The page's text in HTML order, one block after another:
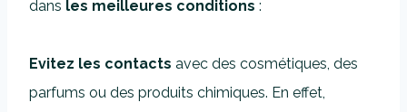
dans les meilleures conditions :
Evitez les contacts avec des cosmétiques, des
parfums ou des produits chimiques. En effet,